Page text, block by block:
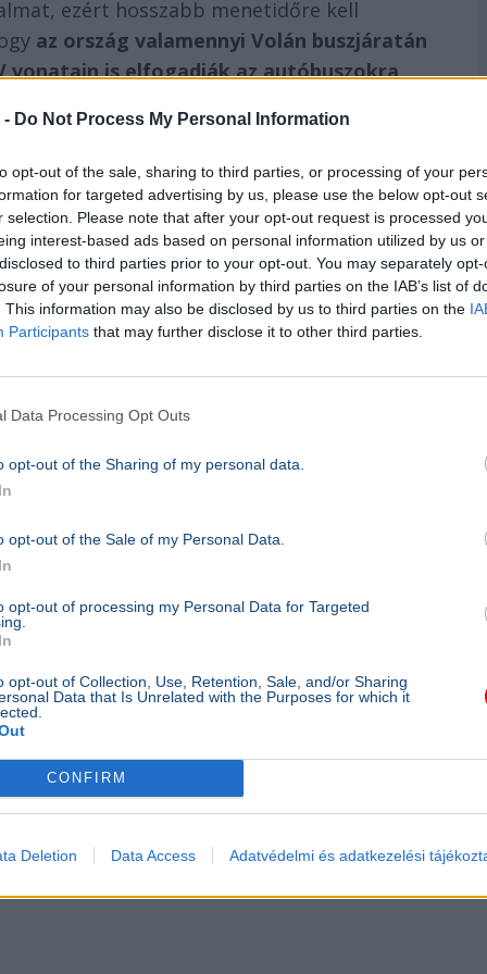
- Do Not Process My Personal Information
opt-out of the sale, sharing to third parties, or processing of your
for targeted advertising by us, please use the below opt-out
selection. Please note that after your opt-out request is processed
interest-based ads based on personal information utilized by us
to third parties prior to your opt-out. You may separately
of your personal information by third parties on the IAB’s list of
This information may also be disclosed by us to third parties on the
Participants that may further disclose it to other third parties.
Data Processing Opt Outs
opt-out of the Sharing of my personal data.
opt-out of the Sale of my Personal Data.
opt-out of processing my Personal Data for Targeted
opt-out of Collection, Use, Retention, Sale, and/or Sharing
Data that Is Unrelated with the Purposes for which it
CONFIRM
Deletion Data Access Adatvédelmi és adatkezelési
ezért hosszabb menetidőre kell
az ország valamennyi Volán buszjáratán
vonatain is elfogadják az autóbuszokra
menetidőt jeleztek, néhány esetben
sem közlekednek. A Budapest–
Vác és Rákospalota-Újpest között járnak, a
a fővárosi közösségi közlekedést javasolják,
a vonatok, helyettük a párhuzamos
közötti S820-as vonatoknál
várható, a nyugati országrészben
a tájékoztatás szerint.
takarítás
hogy a Liszt Ferenc Nemzetközi
volt a havazás
Közlésük szerint nagy erőkkel,
és előtereket, az 1-es futópályát este
változásokat.